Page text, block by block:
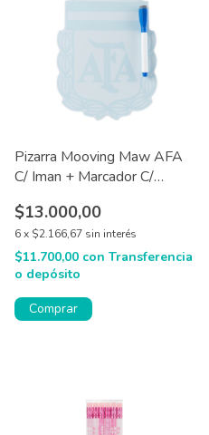
Pizarra Mooving Maw AFA
C/ Iman + Marcador C/
$13.000,00
6x $2.166,67 sin interés
$11.700,00 con Transferencia
o depósito